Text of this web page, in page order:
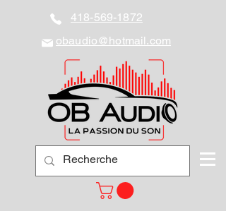
418-569-1872
obaudio@hotmail.com